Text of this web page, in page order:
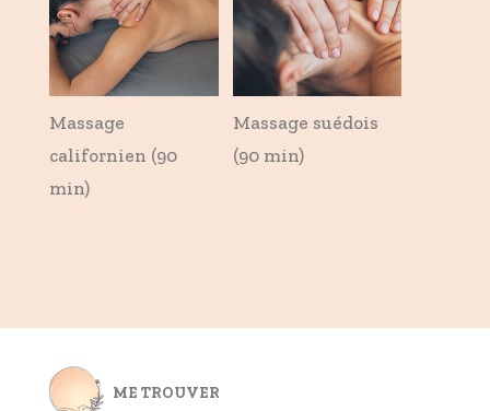
Massage
californien (90
min)
Massage suédois
(90 min)
ME TROUVER